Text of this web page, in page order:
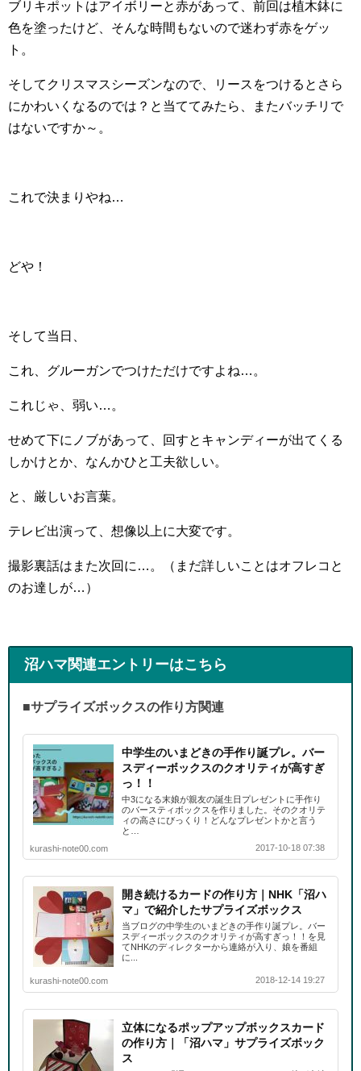
ブリキポットはアイボリーと赤があって、前回は植木鉢に
色を塗ったけど、そんな時間もないので迷わず赤をゲッ
ト。
そしてクリスマスシーズンなので、リースをつけるとさら
にかわいくなるのでは？と当ててみたら、またバッチリで
はないですか～。
これで決まりやね…
どや！
そして当日、
これ、グルーガンでつけただけですよね…。
これじゃ、弱い…。
せめて下にノブがあって、回すとキャンディーが出てくる
しかけとか、なんかひと工夫欲しい。
と、厳しいお言葉。
テレビ出演って、想像以上に大変です。
撮影裏話はまた次回に…。（まだ詳しいことはオフレコと
のお達しが…）
沼ハマ関連エントリーはこちら
■サプライズボックスの作り方関連
中学生のいまどきの手作り誕プレ。バー
スディーボックスのクオリティが高すぎ
っ！！
中3になる末娘が親友の誕生日プレゼントに手作り
のバースティボックスを作りました。そのクオリテ
ィの高さにびっくり！どんなプレゼントかと言う
と…
kurashi-note00.com
2017-10-18 07:38
開き続けるカードの作り方｜NHK「沼ハ
マ」で紹介したサプライズボックス
当ブログの中学生のいまどきの手作り誕プレ。バー
スディーボックスのクオリティが高すぎっ！！を見
てNHKのディレクターから連絡が入り、娘を番組
に...
kurashi-note00.com 2018-12-14 19:27
立体になるポップアップボックスカード
の作り方｜「沼ハマ」サプライズボック
ス